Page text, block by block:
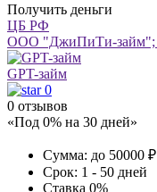
Получить деньги
ЦБ РФ
ООО "ДжиПиТи-займ";
GPT-займ
0
0 отзывов
«Под 0% на 30 дней»
Сумма: до 50000 ₽
Срок: 1 - 50 дней
Ставка 0%